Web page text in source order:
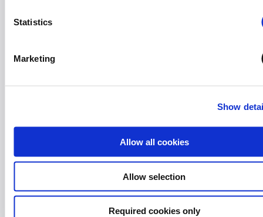
Statistics
Marketing
Show
Allow all cookies
Allow selection
Required cookies only
NOTÍCIAS
superfãs de futebol se interessam pelo